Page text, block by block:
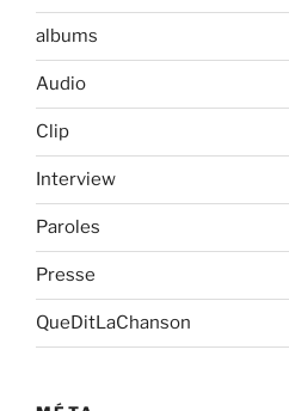
albums
Audio
Clip
Interview
Paroles
Presse
QueDitLaChanson